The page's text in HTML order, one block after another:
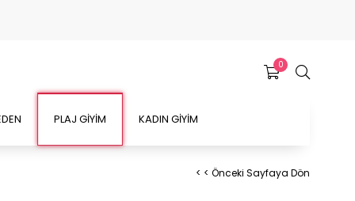
0
PLAJ GİYİM KADIN GİYİM
< < Önceki Sayfaya Dön